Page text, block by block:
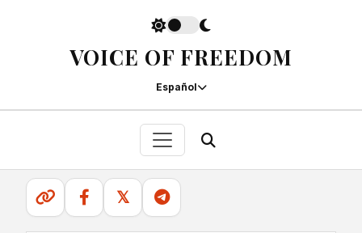
VOICE OF FREEDOM
Español
𝕏